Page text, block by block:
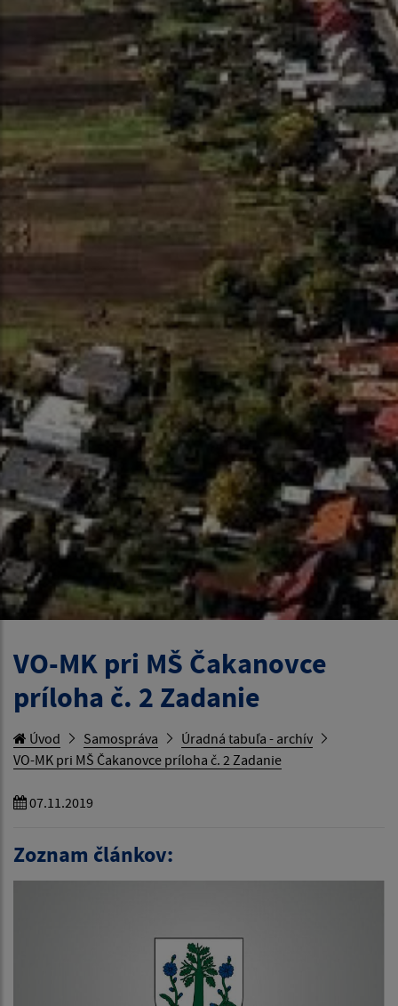
VO-MK pri MŠ Čakanovce
príloha č. 2 Zadanie
Úvod Samospráva
Úradná tabuľa - archív
VO-MK pri MŠ Čakanovce príloha č. 2 Zadanie
07.11.2019
Zoznam článkov: